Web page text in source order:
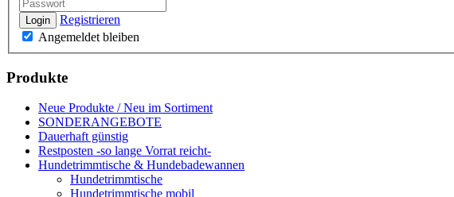
Login
Registrieren
Angemeldet bleiben
Produkte
Neue Produkte / Neu im Sortiment
SONDERANGEBOTE
Dauerhaft günstig
Restposten -so lange Vorrat reicht-
Hundetrimmtische & Hundebadewannen
Hundetrimmtische
Hundetrimmtische mobil